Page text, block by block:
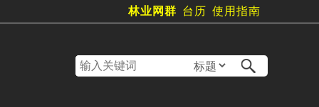
林业网群 台历 使用指南